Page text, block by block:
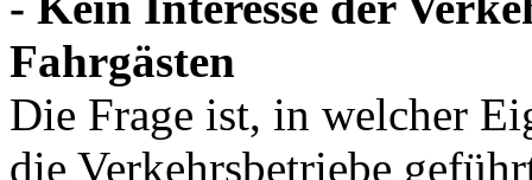
Fahrgästen
Die Frage ist, in welcher
die Verkehrsbetriebe